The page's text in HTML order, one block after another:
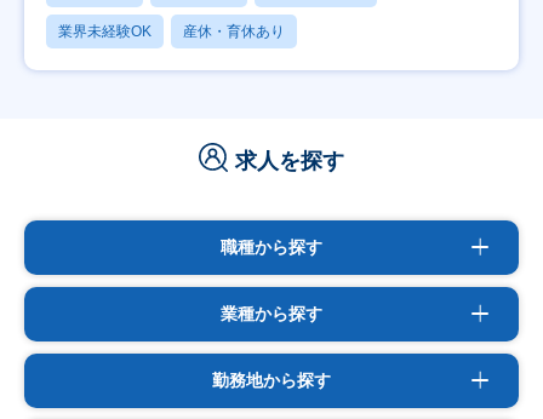
業界未経験OK 産休・育休あり
求人を探す
職種から探す
業種から探す
勤務地から探す